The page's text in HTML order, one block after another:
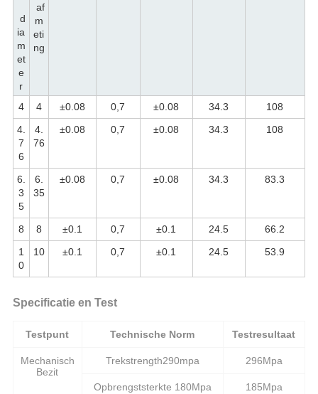
d
ia
m
et
e
r
af
m
eti
ng
4 4 ±0.08 0,7 ±0.08 34.3
108
4.
7
6
4.
76
±0.08 0,7 ±0.08 34.3 108
6.
3
5
6.
35
±0.08 0,7 ±0.08 34.3 83.3
8 8 ±0.1 0,7 ±0.1 24.5
66.2
1
0
10 ±0.1 0,7 ±0.1 24.5 53.9
Specificatie en Test
Testpunt Technische Norm Testresultaat
Mechanisch
Bezit
Trekstrength290mpa 296Mpa
Opbrengststerkte 180Mpa 185Mpa